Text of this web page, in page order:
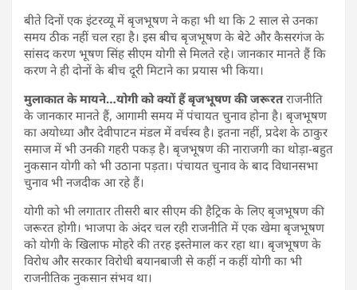
बीते दिनों एक इंटरव्यू में बृजभूषण ने कहा भी था कि 2 साल से उनका
समय ठीक नहीं चल रहा है। इस बीच बृजभूषण के बेटे और कैसरगंज के
सांसद करण भूषण सिंह सीएम योगी से मिलते रहे। जानकार मानते हैं कि
करण ने ही दोनों के बीच दूरी मिटाने का प्रयास भी किया।
मुलाकात के मायने…योगी को क्यों हैं बृजभूषण की जरूरतराजनीति
के जानकार मानते हैं, आगामी समय में पंचायत चुनाव होना है। बृजभूषण
का अयोध्या और देवीपाटन मंडल में वर्चस्व है। इतना नहीं, प्रदेश के ठाकुर
समाज में भी उनकी गहरी पकड़ है। बृजभूषण की नाराजगी का थोड़ा-बहुत
नुकसान योगी को भी उठाना पड़ता। पंचायत चुनाव के बाद विधानसभा
चुनाव भी नजदीक आ रहे हैं।
योगी को भी लगातार तीसरी बार सीएम की हैट्रिक के लिए बृजभूषण की
जरूरत होगी। भाजपा के अंदर चल रही राजनीति में एक खेमा बृजभूषण
को योगी के खिलाफ मोहरे की तरह इस्तेमाल कर रहा था। बृजभूषण के
विरोध और सरकार विरोधी बयानबाजी से कहीं न कहीं योगी का भी
राजनीतिक नुकसान संभव था।